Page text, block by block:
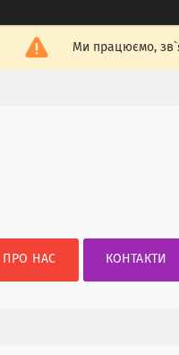
Ми працюємо,
ПРО НАС КОНТАКТИ